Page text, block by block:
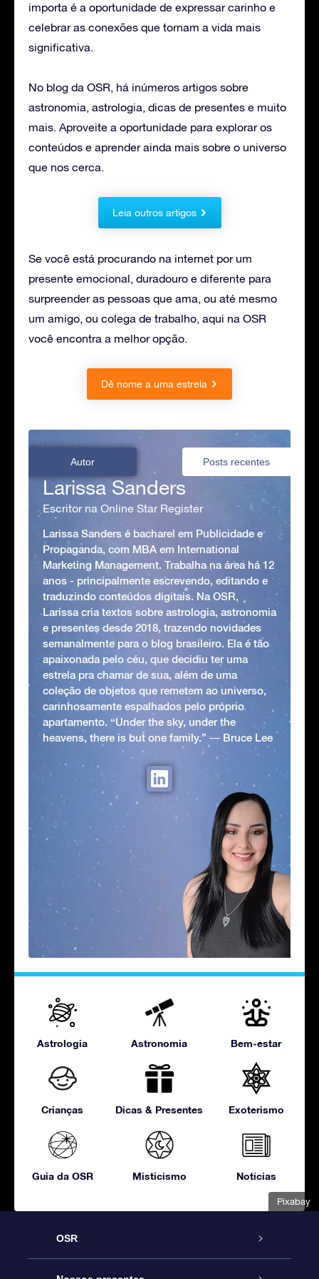
Pixabay
importa é a oportunidade de expressar carinho e
celebrar as conexões que tornam a vida mais
significativa.
No blog da OSR, há inúmeros artigos sobre
astronomia, astrologia, dicas de presentes e muito
mais. Aproveite a oportunidade para explorar os
conteúdos e aprender ainda mais sobre o universo
que nos cerca.
Leia outros artigos
Se você está procurando na internet por um
presente emocional, duradouro e diferente para
surpreender as pessoas que ama, ou até mesmo
um amigo, ou colega de trabalho, aqui na OSR
você encontra a melhor opção.
Dê nome a uma estrela
Autor Posts recentes
Larissa Sanders
Escritor na Online Star Register
Larissa Sanders é bacharel em Publicidade e
Propaganda, com MBA em International
Marketing Management. Trabalha na área há 12
anos - principalmente escrevendo, editando e
traduzindo conteúdos digitais. Na OSR,
Larissa cria textos sobre astrologia, astronomia
e presentes desde 2018, trazendo novidades
semanalmente para o blog brasileiro. Ela é tão
apaixonada pelo céu, que decidiu ter uma
estrela pra chamar de sua, além de uma
coleção de objetos que remetem ao universo,
carinhosamente espalhados pelo próprio
apartamento. “Under the sky, under the
heavens, there is but one family.” ― Bruce Lee
Astrologia Astronomia Bem-estar
Crianças Dicas & Presentes Exoterismo
Guia da OSR Misticismo Notícias
OSR